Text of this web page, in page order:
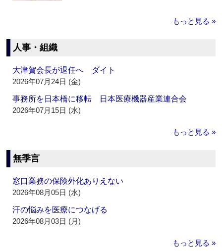
もっと見る »
人事・組織
大津賀会長が退任へ ダイト
2026年07月24日 (金)
事務所を日本橋に移転 日本医療機器産業連合会
2026年07月15日 (水)
もっと見る »
無季言
窓口業務の保険外化ありえない
2026年08月05日 (水)
汗の悩みを医療につなげる
2026年08月03日 (月)
もっと見る »